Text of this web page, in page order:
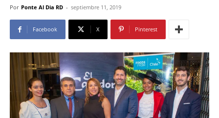
Por Ponte Al Dia RD - septiembre 11, 2019
Facebook X Pinterest